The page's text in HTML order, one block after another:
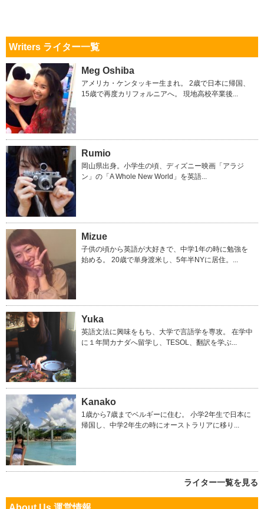
Writers ライター一覧
Meg Oshiba
アメリカ・ケンタッキー生まれ。 2歳で日本に帰国、
15歳で再度カリフォルニアへ。 現地高校卒業後...
Rumio
岡山県出身。小学生の頃、ディズニー映画「アラジ
ン」の「A Whole New World」を英語...
Mizue
子供の頃から英語が大好きで、中学1年の時に勉強を
始める。 20歳で単身渡米し、5年半NYに居住。...
Yuka
英語文法に興味をもち、大学で言語学を専攻。 在学中
に１年間カナダへ留学し、TESOL、翻訳を学ぶ...
Kanako
1歳から7歳までベルギーに住む。 小学2年生で日本に
帰国し、中学2年生の時にオーストラリアに移り...
ライター一覧を見る